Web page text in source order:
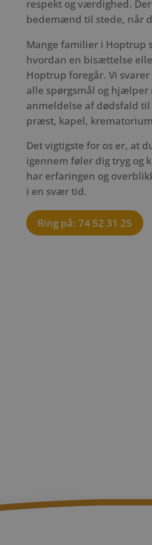
respekt og værdighed.
bedemænd til stede, når
Mange familier i Hoptrup
hvordan en bisættelse
Hoptrup foregår. Vi
alle spørgsmål og hjælper
anmeldelse af dødsfald
præst, kapel,
Det vigtigste for os er, at
igennem føler dig tryg og
har erfaringen og
i en svær tid.
Ring på: 74 52 31 25